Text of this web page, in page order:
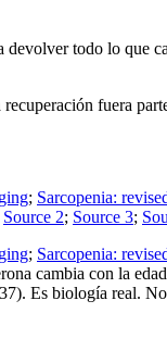
todo lo que
fuera
; Sarcopenia:
Source 2; Source 3;
; Sarcopenia:
cambia con la
Es biología real.